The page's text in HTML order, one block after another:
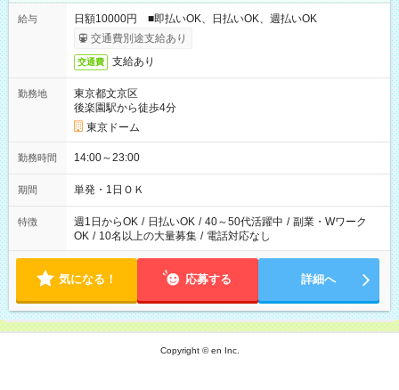
給与
日額10000円 ■即払いOK、日払いOK、週払いOK
交通費別途支給あり
交通費 支給あり
勤務地
東京都文京区
後楽園駅から徒歩4分
東京ドーム
勤務時間 14:00～23:00
期間 単発・1日ＯＫ
特徴 週1日からOK / 日払いOK / 40～50代活躍中 / 副業・Wワーク
OK / 10名以上の大量募集 / 電話対応なし
気になる！ 応募する 詳細へ
Copyright © en Inc.